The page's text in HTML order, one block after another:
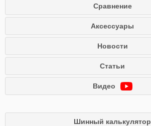
Сравнение
Аксессуары
Новости
Статьи
Видео
Шинный калькулятор